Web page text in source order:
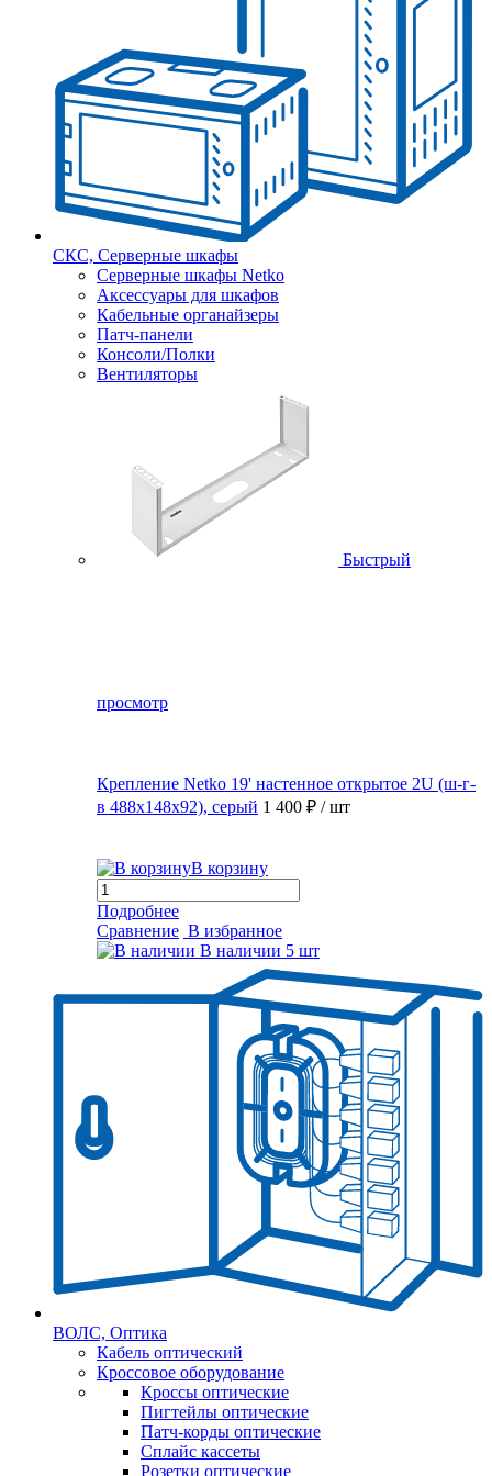
СКС, Серверные шкафы
Серверные шкафы Netko
Аксессуары для шкафов
Кабельные органайзеры
Патч-панели
Консоли/Полки
Вентиляторы
Быстрый
просмотр
Крепление Netko 19' настенное открытое 2U (ш-г-
в 488х148х92), серый 1 400 ₽ / шт
В корзину
Подробнее
Сравнение В избранное
В наличии 5 шт
ВОЛС, Оптика
Кабель оптический
Кроссовое оборудование
Кроссы оптические
Пигтейлы оптические
Патч-корды оптические
Сплайс кассеты
Розетки оптические